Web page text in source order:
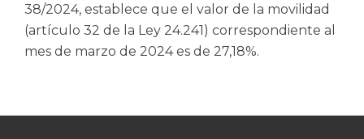
38/2024, establece que el valor de la movilidad
(artículo 32 de la Ley 24.241) correspondiente al
mes de marzo de 2024 es de 27,18%.